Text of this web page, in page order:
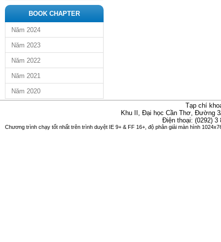
BOOK CHAPTER
Năm 2024
Năm 2023
Năm 2022
Năm 2021
Năm 2020
Tạp chí
Khu II, Đại học Cần Thơ, Đường
Điện thoại: (0292)
Chương trình chạy tốt nhất trên trình duyệt IE 9+ & FF 16+, độ phân giải màn hình